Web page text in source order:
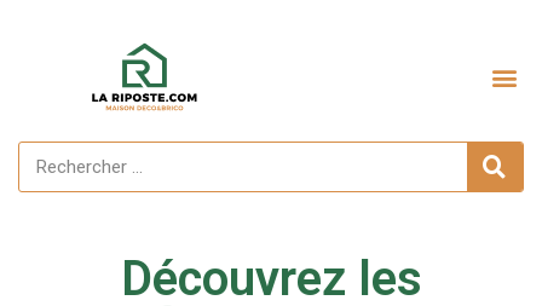
Découvrez les